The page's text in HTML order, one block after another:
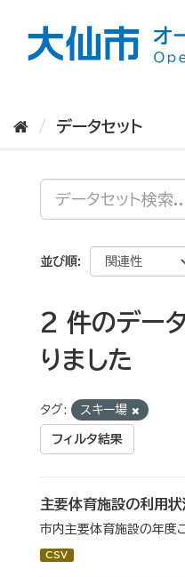
データセット
並び順
2 件のデー
りました
タグ: スキー場
フィルタ結果
主要体育施設の利用状
市内主要体育施設の年度
CSV